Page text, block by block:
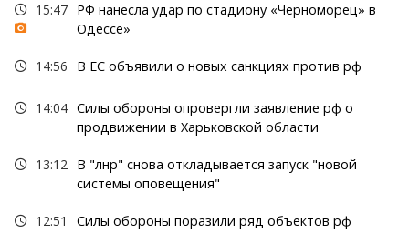
15:47 РФ нанесла удар по стадиону «Черноморец» в
Одессе»
14:56 В ЕС объявили о новых санкциях против рф
14:04 Силы обороны опровергли заявление рф о
продвижении в Харьковской области
13:12 В "лнр" снова откладывается запуск "новой
системы оповещения"
12:51 Силы обороны поразили ряд объектов рф